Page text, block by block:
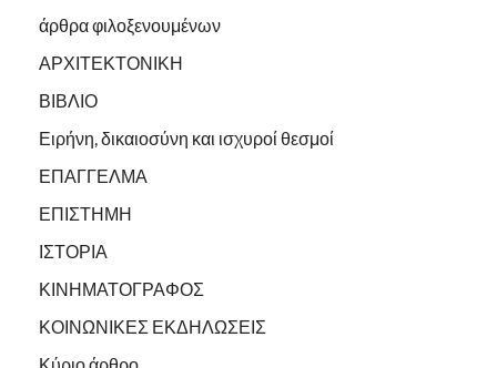
άρθρα φιλοξενουμένων
ΑΡΧΙΤΕΚΤΟΝΙΚΗ
ΒΙΒΛΙΟ
Ειρήνη, δικαιοσύνη και ισχυροί θεσμοί
ΕΠΑΓΓΕΛΜΑ
ΕΠΙΣΤΗΜΗ
ΙΣΤΟΡΙΑ
ΚΙΝΗΜΑΤΟΓΡΑΦΟΣ
ΚΟΙΝΩΝΙΚΕΣ ΕΚΔΗΛΩΣΕΙΣ